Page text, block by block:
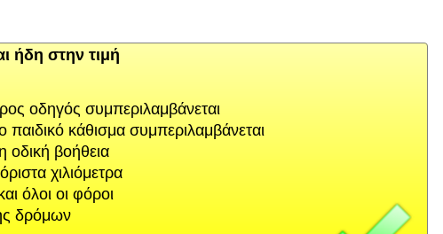
ήδη στην τιμή
οδηγός συμπεριλαμβάνεται
παιδικό κάθισμα συμπεριλαμβάνεται
οδική βοήθεια
χιλιόμετρα
όλοι οι φόροι
δρόμων